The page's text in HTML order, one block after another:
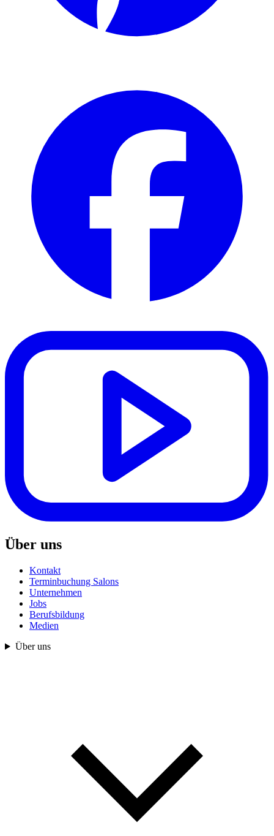
Über uns
Kontakt
Terminbuchung Salons
Unternehmen
Jobs
Berufsbildung
Medien
Über uns